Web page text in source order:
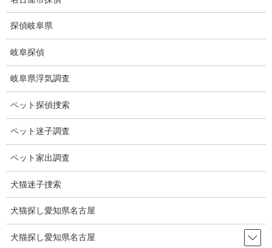
に
動
ョ
に
動
ブログ
HOME ブログ
2020-12-27
ブログ
失われた大陸
海の底にある「失われた大陸」の大きさが明らかになった。
研究者はニュージランドとその周辺海域に、ジ―ランディアと呼
探偵岐阜県
岐阜探偵
岐阜県浮気調査
ペット探偵捜索
ペット迷子調査
ペット家出調査
犬猫迷子捜索
犬猫探し愛知県名古屋
犬猫探し愛知県名古屋